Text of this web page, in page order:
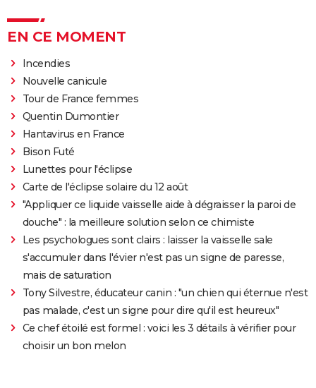
EN CE MOMENT
Incendies
Nouvelle canicule
Tour de France femmes
Quentin Dumontier
Hantavirus en France
Bison Futé
Lunettes pour l'éclipse
Carte de l'éclipse solaire du 12 août
"Appliquer ce liquide vaisselle aide à dégraisser la paroi de
douche" : la meilleure solution selon ce chimiste
Les psychologues sont clairs : laisser la vaisselle sale
s'accumuler dans l'évier n'est pas un signe de paresse,
mais de saturation
Tony Silvestre, éducateur canin : "un chien qui éternue n'est
pas malade, c'est un signe pour dire qu'il est heureux"
Ce chef étoilé est formel : voici les 3 détails à vérifier pour
choisir un bon melon